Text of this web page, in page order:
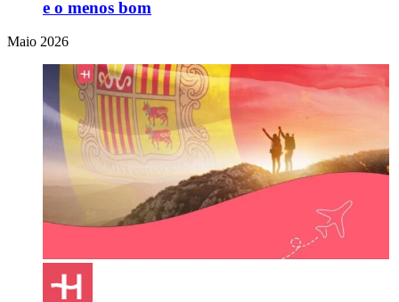
e o menos bom
Maio 2026